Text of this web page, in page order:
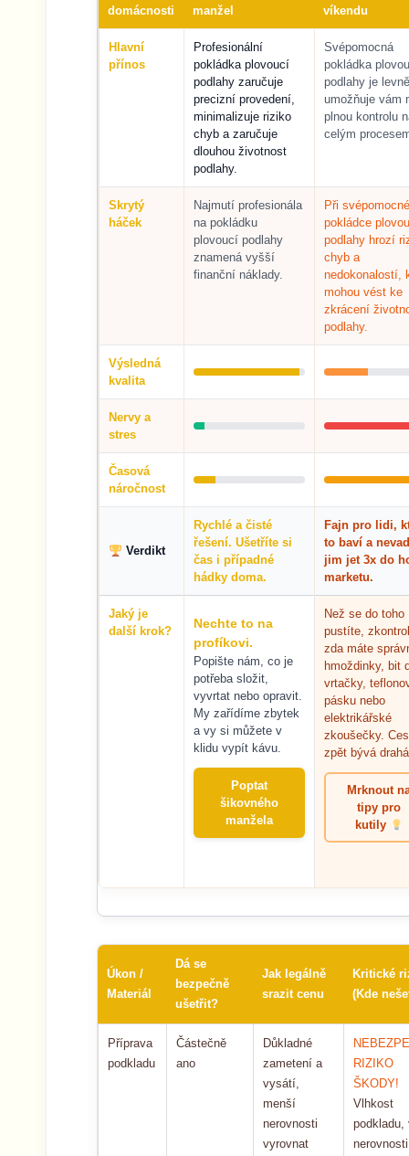
domácnosti
manžel
víkendu
Hlavní
přínos
Profesionální
pokládka plovoucí
podlahy zaručuje
precizní provedení,
minimalizuje riziko
chyb a zaručuje
dlouhou životnost
podlahy.
Svépomocná
pokládka
podlahy je
umožňuje vám
plnou kontrolu
celým
Skrytý
háček
Najmutí profesionála
na pokládku
plovoucí podlahy
znamená vyšší
finanční náklady.
Při svépomocné
pokládce
podlahy hrozí
chyb a
nedokonalostí,
mohou vést ke
zkrácení
podlahy.
Výsledná
kvalita
Nervy a
stres
Časová
náročnost
Verdikt
Rychlé a čisté
řešení. Ušetříte si
čas i případné
hádky doma.
Fajn pro lidi,
to baví a
jim jet 3x do
marketu.
Jaký je
další krok?
Nechte to na
profíkovi.
Popište nám, co je
potřeba složit,
vyvrtat nebo opravit.
My zařídíme zbytek
a vy si můžete v
klidu vypít kávu.
Poptat
šikovného
manžela
Než se do toho
pustíte,
zda máte
hmoždinky, bit
vrtačky,
pásku nebo
elektrikářské
zkoušečky.
zpět bývá
Mrknout
tipy pro
kutily
Úkon /
Materiál
Dá se
bezpečně
ušetřit?
Jak legálně
srazit cenu
Kritické
(Kde
Příprava
podkladu
Částečně
ano
Důkladné
zametení a
vysátí,
menší
nerovnosti
vyrovnat
RIZIKO
ŠKODY!
Vlhkost
podkladu,